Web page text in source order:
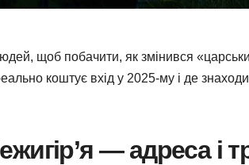
щоб побачити, як змінився
коштує вхід у 2025‑му і де
— адреса і